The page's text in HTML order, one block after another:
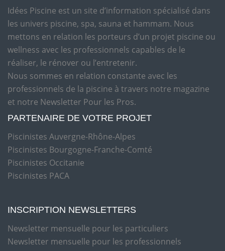
Idées Piscine est un site d’information spécialisé dans
les univers piscine, spa, sauna et hammam. Nous
mettons en relation les porteurs d’un projet piscine ou
wellness avec les professionnels capables de le
réaliser, le rénover ou l’entretenir.
Nous sommes en relation constante avec les
professionnels de la piscine à travers notre magazine
et notre Newsletter Pour les Pros.
PARTENAIRE DE VOTRE PROJET
Piscinistes Auvergne-Rhône-Alpes
Piscinistes Bourgogne-Franche-Comté
Piscinistes Occitanie
Piscinistes PACA
INSCRIPTION NEWSLETTERS
Newsletter mensuelle pour les particuliers
Newsletter mensuelle pour les professionnels